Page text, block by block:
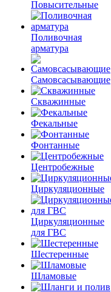
Повысительные
Поливочная
арматура
Самовсасывающие
Скважинные
Фекальные
Фонтанные
Центробежные
Циркуляционные
Циркуляционные
для ГВС
Шестеренные
Шламовые